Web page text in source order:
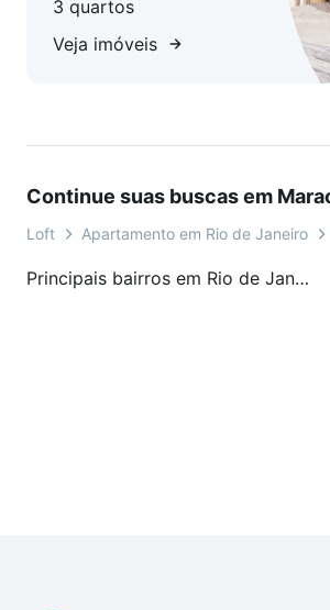
3 quartos
Veja imóveis
Continue suas buscas em
Loft Apartamento em Rio de Janeiro
Principais bairros em Rio de Janeiro, RJ